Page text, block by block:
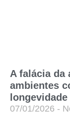
A falácia da
ambientes
longevidade
07/01/2026